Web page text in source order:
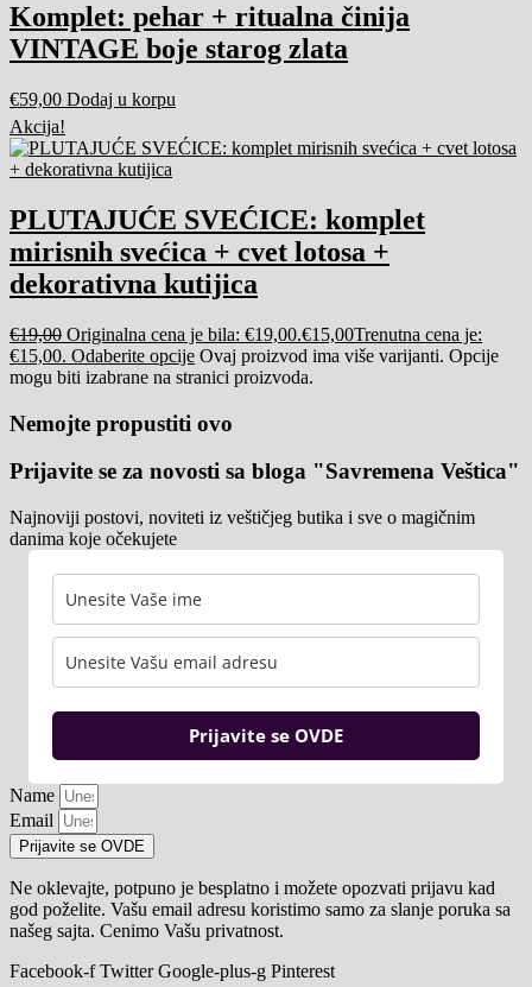
Komplet: pehar + ritualna činija
VINTAGE boje starog zlata
€59,00 Dodaj u korpu
Akcija!
PLUTAJUĆE SVEĆICE: komplet
mirisnih svećica + cvet lotosa +
dekorativna kutijica
€19,00 Originalna cena je bila: €19,00.€15,00Trenutna cena je:
€15,00. Odaberite opcije Ovaj proizvod ima više varijanti. Opcije
mogu biti izabrane na stranici proizvoda.
Nemojte propustiti ovo
Prijavite se za novosti sa bloga "Savremena Veštica"
Najnoviji postovi, noviteti iz veštičjeg butika i sve o magičnim
danima koje očekujete
Prijavite se OVDE
Name
Email
Prijavite se OVDE
Ne oklevajte, potpuno je besplatno i možete opozvati prijavu kad
god poželite. Vašu email adresu koristimo samo za slanje poruka sa
našeg sajta. Cenimo Vašu privatnost.
Facebook-f Twitter Google-plus-g Pinterest